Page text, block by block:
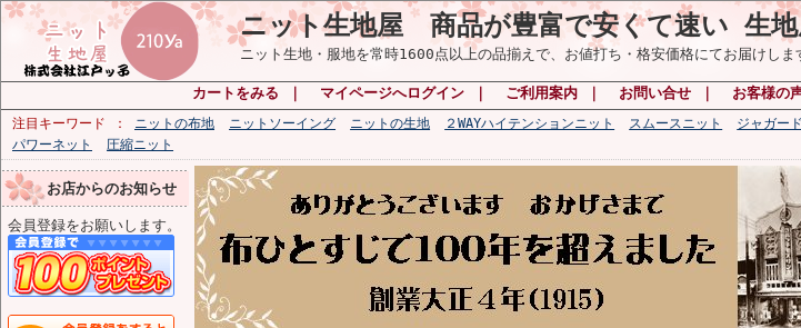
ニット生地屋 商品が豊富で安くて速い 生
ニット生地・服地を常時1600点以上の品揃えで、お値打ち・格安価格にてお届けしま
カートをみる マイページへログイン ご利用案内 お問い合せ お客様の
注目キーワード ニットの布地 ニットソーイング ニットの生地 ２WAYハイテンションニット スムースニット ジャガー
パワーネット
圧縮ニット
お店からのお知らせ
会員登録をお願いします。